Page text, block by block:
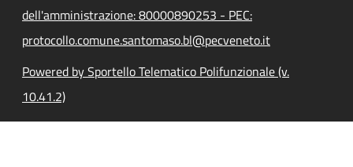
dell'amministrazione: 80000890253 - PEC:
protocollo.comune.santomaso.bl@pecveneto.it
Powered by Sportello Telematico Polifunzionale (v.
10.41.2)